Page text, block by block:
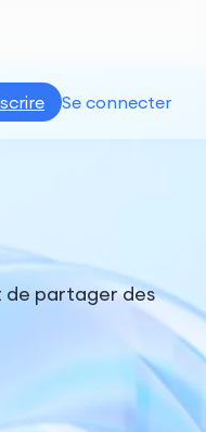
Se connecter
partager des